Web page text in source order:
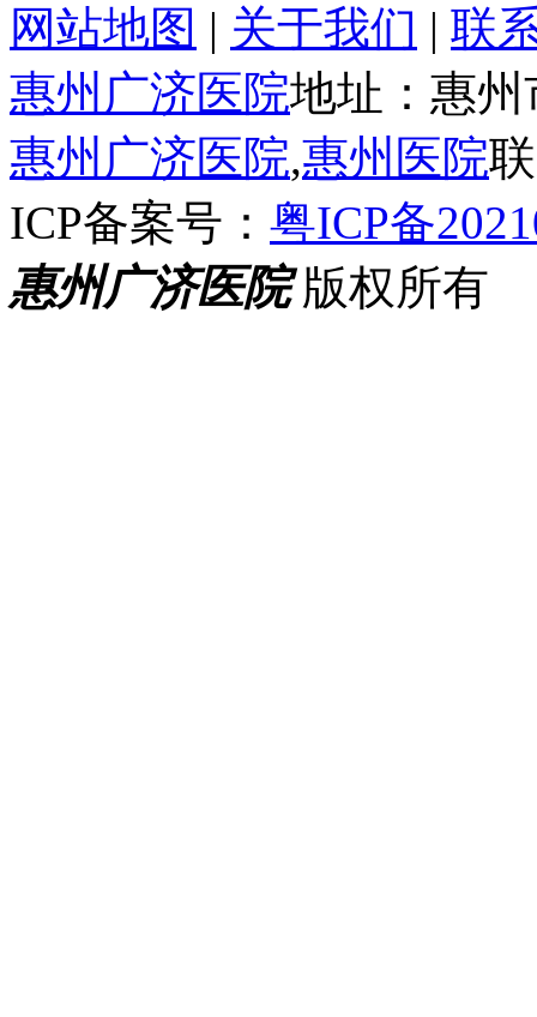
网站地图 | 关于我们 | 联
惠州广济医院地址：惠
惠州广济医院,惠州医院
ICP备案号： 粤ICP备
惠州广济医院版权所有